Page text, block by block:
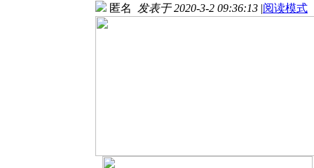
匿名 发表于 2020-3-2 09:36:13 |阅读模式